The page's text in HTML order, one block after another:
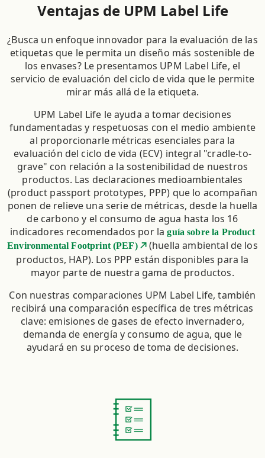
Ventajas de UPM Label Life
¿Busca un enfoque innovador para la evaluación de las
etiquetas que le permita un diseño más sostenible de
los envases? Le presentamos UPM Label Life, el
servicio de evaluación del ciclo de vida que le permite
mirar más allá de la etiqueta.
UPM Label Life le ayuda a tomar decisiones
fundamentadas y respetuosas con el medio ambiente
al proporcionarle métricas esenciales para la
evaluación del ciclo de vida (ECV) integral "cradle-to-
grave" con relación a la sostenibilidad de nuestros
productos. Las declaraciones medioambientales
(product passport prototypes, PPP) que lo acompañan
ponen de relieve una serie de métricas, desde la huella
de carbono y el consumo de agua hasta los 16
indicadores recomendados por laguía sobre la Product
Environmental Footprint (PEF)
(huella ambiental de los
productos, HAP). Los PPP están disponibles para la
mayor parte de nuestra gama de productos.
Con nuestras comparaciones UPM Label Life, también
recibirá una comparación específica de tres métricas
clave: emisiones de gases de efecto invernadero,
demanda de energía y consumo de agua, que le
ayudará en su proceso de toma de decisiones.